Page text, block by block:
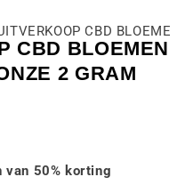
CBD
CBD BLOEMEN
2 GRAM
50% korting